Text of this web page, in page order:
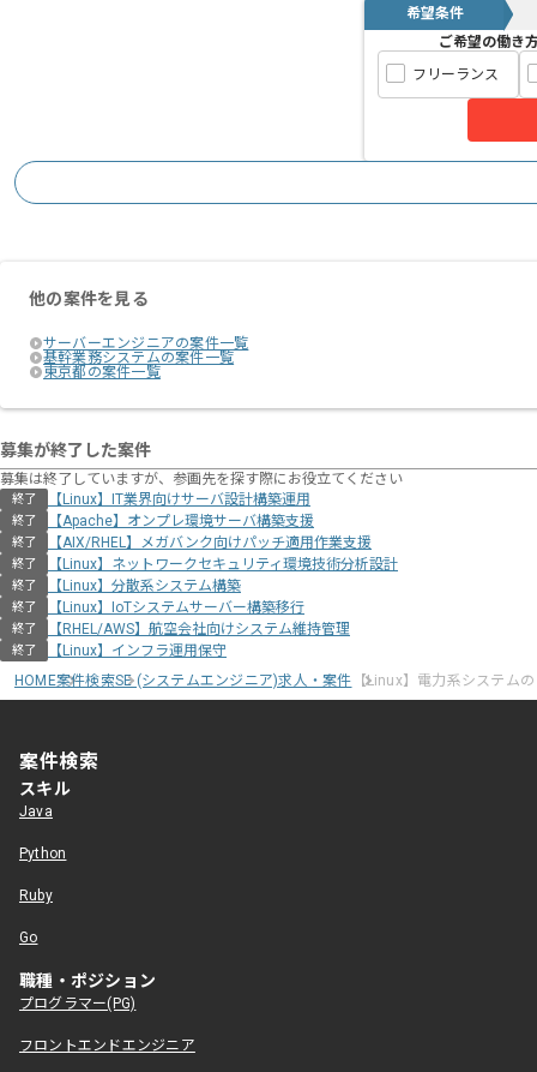
希望条件
ご希望の働き
フリーランス
他の案件を見る
サーバーエンジニアの案件一覧
基幹業務システムの案件一覧
東京都の案件一覧
募集が終了した案件
募集は終了していますが、参画先を探す際にお役立てください
終了 【Linux】IT業界向けサーバ設計構築運用
終了 【Apache】オンプレ環境サーバ構築支援
終了 【AIX/RHEL】メガバンク向けパッチ適用作業支援
終了 【Linux】ネットワークセキュリティ環境技術分析設計
終了 【Linux】分散系システム構築
終了 【Linux】IoTシステムサーバー構築移行
終了 【RHEL/AWS】航空会社向けシステム維持管理
終了
【Linux】インフラ運用保守
HOME案件検索SE (システムエンジニア)求人・案件 【Linux】電力系システム
案件検索
スキル
Java
Python
Ruby
Go
職種・ポジション
プログラマー(PG)
フロントエンドエンジニア